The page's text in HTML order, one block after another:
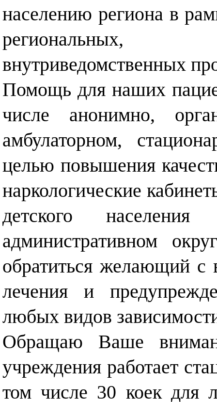
населению региона в
региональных,
внутриведомственных
Помощь для наших
числе анонимно,
амбулаторном,
целью повышения
наркологические
детского
административном
обратиться желающий с
лечения и
любых видов
Обращаю Ваше
учреждения работает
том числе 30 коек для